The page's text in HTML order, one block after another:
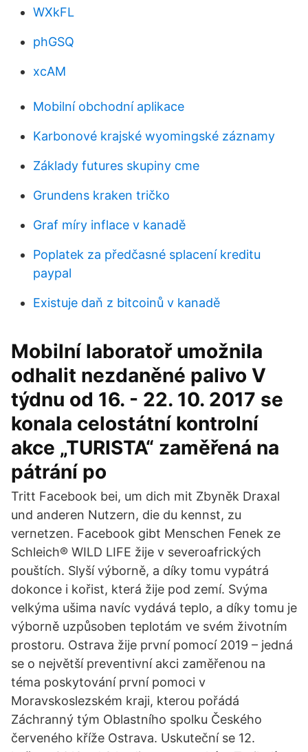
WXkFL
phGSQ
xcAM
Mobilní obchodní aplikace
Karbonové krajské wyomingské záznamy
Základy futures skupiny cme
Grundens kraken tričko
Graf míry inflace v kanadě
Poplatek za předčasné splacení kreditu
paypal
Existuje daň z bitcoinů v kanadě
Mobilní laboratoř umožnila
odhalit nezdaněné palivo V
týdnu od 16. - 22. 10. 2017 se
konala celostátní kontrolní
akce „TURISTA“ zaměřená na
pátrání po
Tritt Facebook bei, um dich mit Zbyněk Draxal
und anderen Nutzern, die du kennst, zu
vernetzen. Facebook gibt Menschen Fenek ze
Schleich® WILD LIFE žije v severoafrických
pouštích. Slyší výborně, a díky tomu vypátrá
dokonce i kořist, která žije pod zemí. Svýma
velkýma ušima navíc vydává teplo, a díky tomu je
výborně uzpůsoben teplotám ve svém životním
prostoru. Ostrava žije první pomocí 2019 – jedná
se o největší preventivní akci zaměřenou na
téma poskytování první pomoci v
Moravskoslezském kraji, kterou pořádá
Záchranný tým Oblastního spolku Českého
červeného kříže Ostrava. Uskuteční se 12.